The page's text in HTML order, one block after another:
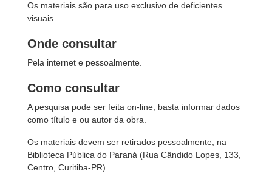
Os materiais são para uso exclusivo de deficientes
visuais.
Onde consultar
Pela internet e pessoalmente.
Como consultar
A pesquisa pode ser feita on-line, basta informar dados
como título e ou autor da obra.
Os materiais devem ser retirados pessoalmente, na
Biblioteca Pública do Paraná (Rua Cândido Lopes, 133,
Centro, Curitiba-PR).